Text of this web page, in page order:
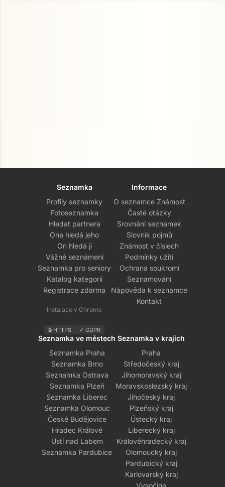
Seznamka
Profily seznamky
Fotoseznamka
Hledat partnera
Ona hledá jeho
On hledá ji
Vážné seznámení
Seznamka pro seniory
Katalog kategorií
Registrace zdarma
Instalace v Chrome
🔒 HTTPS ✓ GDPR
Informace
O seznamce Známost
Časté otázky
Srovnání seznamek
Slovník pojmů
Známost v číslech
Podmínky užití
Ochrana soukromí
Seznamování
Nápověda k seznamce
Kontakt
Seznamka ve městech
Seznamka Praha
Seznamka Brno
Seznamka Ostrava
Seznamka Plzeň
Seznamka Liberec
Seznamka Olomouc
České Budějovice
Hradec Králové
Ústí nad Labem
Seznamka Pardubice
Seznamka v krajích
Praha
Středočeský kraj
Jihomoravský kraj
Moravskoslezský kraj
Jihočeský kraj
Plzeňský kraj
Ústecký kraj
Liberecký kraj
Královéhradecký kraj
Olomoucký kraj
Pardubický kraj
Karlovarský kraj
Vysočina